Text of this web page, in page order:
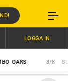
LOGGA IN